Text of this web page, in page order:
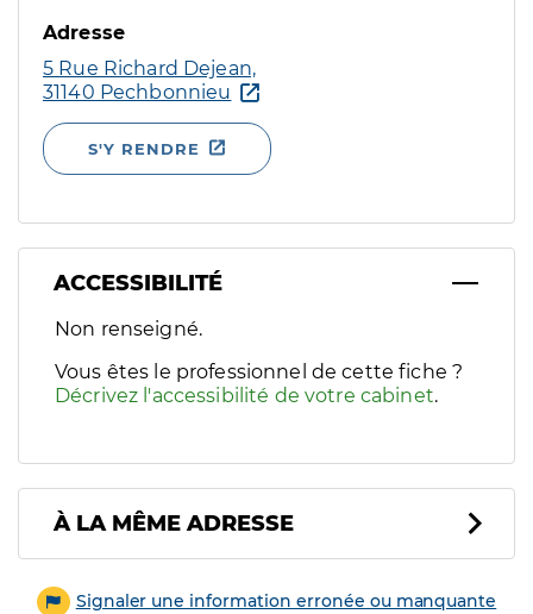
Adresse
5 Rue Richard Dejean,
31140 Pechbonnieu
S'Y RENDRE
ACCESSIBILITÉ
Filtres
Sélectionnez un ou plusieurs handicaps/besoins
Non renseigné.
Vous êtes le professionnel de cette fiche ?
Décrivez l'accessibilité de votre cabinet.
À LA MÊME ADRESSE
Signaler une information erronée ou manquante